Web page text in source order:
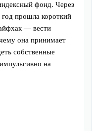
фонд. Через
год прошла короткий
— вести
она принимает
собственные
на